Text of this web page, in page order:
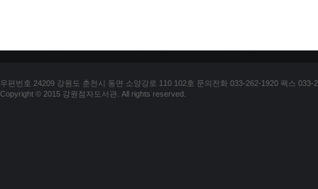
우편번호 24209 강원도 춘천시 동면 소양강로 110 102호 문의전화 033-262-1920 팩스 033-
Copyright © 2015 강원점자도서관. All rights reserved.